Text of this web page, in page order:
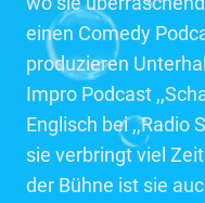
einen Comedy
produzieren
Impro Podcast
Englisch bei ,,Radio
sie verbringt viel
der Bühne ist sie